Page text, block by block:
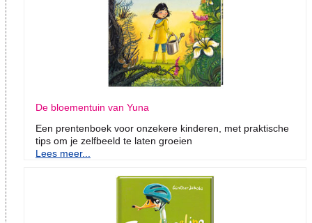
De bloementuin van Yuna
Een prentenboek voor onzekere kinderen, met praktische
tips om je zelfbeeld te laten groeien
Lees meer...